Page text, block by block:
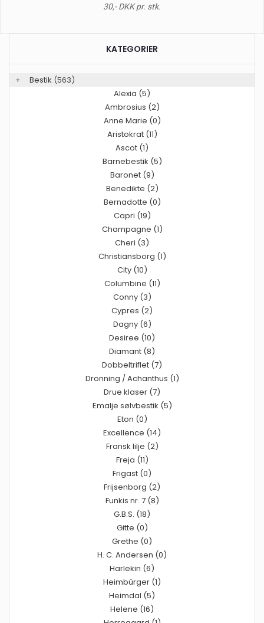
30,- DKK pr. stk.
KATEGORIER
+ Bestik (563)
Alexia (5)
Ambrosius (2)
Anne Marie (0)
Aristokrat (11)
Ascot (1)
Barnebestik (5)
Baronet (9)
Benedikte (2)
Bernadotte (0)
Capri (19)
Champagne (1)
Cheri (3)
Christiansborg (1)
City (10)
Columbine (11)
Conny (3)
Cypres (2)
Dagny (6)
Desiree (10)
Diamant (8)
Dobbeltriflet (7)
Dronning / Achanthus (1)
Drue klaser (7)
Emalje sølvbestik (5)
Eton (0)
Excellence (14)
Fransk lilje (2)
Freja (11)
Frigast (0)
Frijsenborg (2)
Funkis nr. 7 (8)
G.B.S. (18)
Gitte (0)
Grethe (0)
H. C. Andersen (0)
Harlekin (6)
Heimbürger (1)
Heimdal (5)
Helene (16)